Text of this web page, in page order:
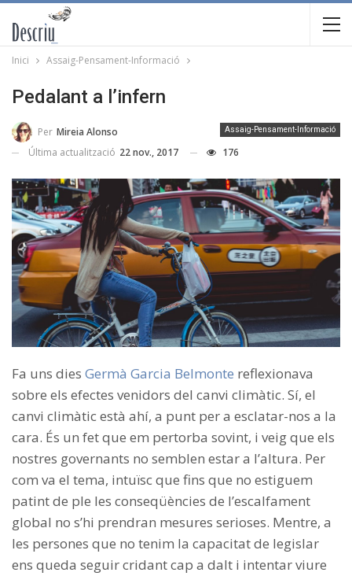
Inici Assaig-Pensament-Informació
Pedalant a l’infern
Assaig-Pensament-Informació
Per Mireia Alonso
Última actualització 22 nov., 2017 176
Fa uns dies Germà Garcia Belmonte reflexionava
sobre els efectes venidors del canvi climàtic. Sí, el
canvi climàtic està ahí, a punt per a esclatar-nos a la
cara. És un fet que em pertorba sovint, i veig que els
nostres governants no semblen estar a l’altura. Per
com va el tema, intuïsc que fins que no estiguem
patint de ple les conseqüències de l’escalfament
global no s’hi prendran mesures serioses. Mentre, a
les persones que no tenim la capacitat de legislar
ens queda seguir cridant cap a dalt i intentar viure